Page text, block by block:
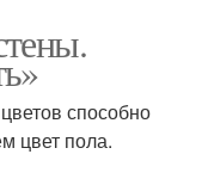
способно
цвет пола.